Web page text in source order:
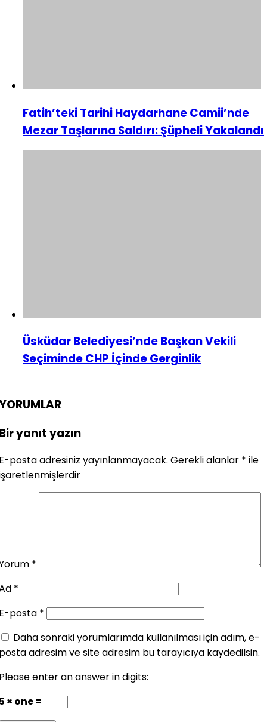
Fatih’teki Tarihi Haydarhane Camii’nde
Mezar Taşlarına Saldırı: Şüpheli Yakalandı
Üsküdar Belediyesi’nde Başkan Vekili
Seçiminde CHP İçinde Gerginlik
yanıt yazın
posta adresiniz yayınlanmayacak. Gerekli alanlar * ile
*
*
posta *
Daha sonraki yorumlarımda kullanılması için adım, e-
adresim ve site adresim bu tarayıcıya kaydedilsin.
enter an answer in digits:
× one =